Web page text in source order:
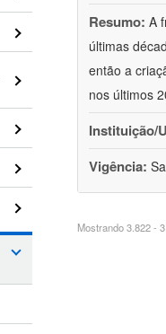
Resumo: A
últimas
então a
nos últimos
Instituição/
Vigência:
Mostrando 3.822 -